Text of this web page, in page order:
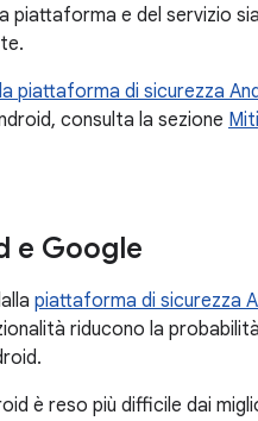
piattaforma e del servizio
piattaforma di sicurezza
consulta la sezione
e Google
piattaforma di sicurezza
riducono la
è reso più difficile dai